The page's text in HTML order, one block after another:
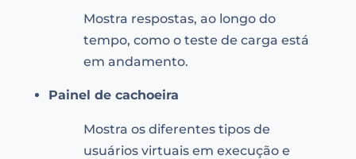
Mostra respostas, ao longo do
tempo, como o teste de carga está
em andamento.
Painel de cachoeira
Mostra os diferentes tipos de
usuários virtuais em execução e